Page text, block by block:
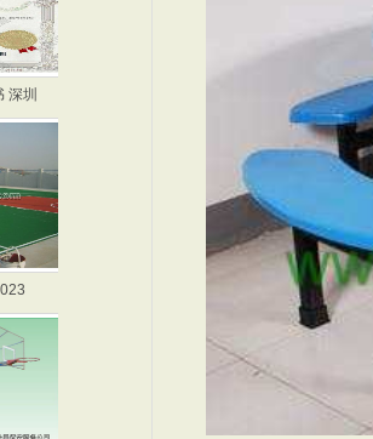
深圳
深圳篮球架厂家,JXB0